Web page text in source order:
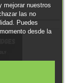
mejorar nuestros
las no
Puedes
desde la